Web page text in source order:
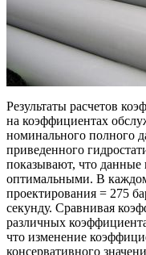
Результаты расчетов
на коэффициентах
номинального полного
приведенного
показывают, что
оптимальными. В каждом
проектирования = 275
секунду. Сравнивая
различных
что изменение
консервативного